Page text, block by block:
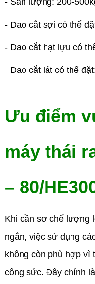
- Dao cắt sợi có thể
- Dao cắt hạt lựu có
- Dao cắt lát có thể
Ưu điểm
máy thái
– 80/
Khi cần sơ chế lượng
ngắn, việc sử dụng
không còn phù hợp vì
công sức. Đây chính